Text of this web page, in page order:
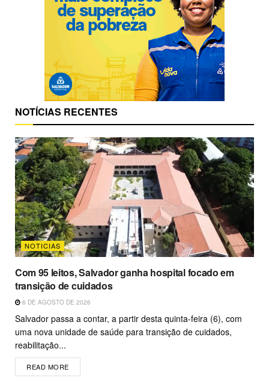
NOTÍCIAS RECENTES
NOTICIAS
Com 95 leitos, Salvador ganha hospital focado em
transição de cuidados
6 DE AGOSTO DE 2026
Salvador passa a contar, a partir desta quinta-feira (6), com
uma nova unidade de saúde para transição de cuidados,
reabilitação...
READ MORE